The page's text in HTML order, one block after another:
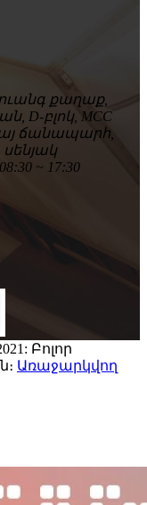
քաղաք,
D-բլոկ, MCC
ճանապարհ,
08:30 ~ 17:30
Բոլոր
Առաջարկվող